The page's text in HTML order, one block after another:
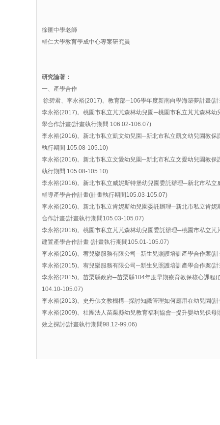
徐匯中學老師
輔仁大學教育學成中心專案研究員
研究論著：
一、產學合作
徐碧君、李永裕(2017)。教育部─106學年度新南向學海築夢計畫(
李永裕(2017)。桃園市私立芃芃森林幼兒園─桃園市私立芃芃森林幼
學合作計畫(計畫執行期間 106.02-106.07)
李永裕(2016)。新北市私立凱文幼兒園─新北市私立凱文幼兒園教保
執行期間 105.08-105.10)
李永裕(2016)。新北市私立文愛幼兒園─新北市私立文愛幼兒園教保
執行期間 105.08-105.10)
李永裕(2016)。新北市私立威妮斯特堡幼兒園委託辦理─新北市私立
輔導產學合作計畫(計畫執行期間105.03-105.07)
李永裕(2016)。新北市私立肯妮斯幼兒園委託辦理─新北市私立肯妮
合作計畫(計畫執行期間105.03-105.07)
李永裕(2016)。桃園市私立芃芃森林幼兒園委託辦理─桃園市私立芃
建置產學合作計畫 (計畫執行期間105.01-105.07)
李永裕(2016)。宥兒樂服務有限公司─新生兒照護培訓產學合作案(
李永裕(2015)。宥兒樂服務有限公司─新生兒照護培訓產學合作案(
李永裕(2015)。苗栗縣政府─苗栗縣104年度早期療育教保核心課程(
104.10-105.07)
李永裕(2013)。史丹佛文教機構─探討知識管理如何應用在幼兒園(
李永裕(2009)。社團法人苗栗縣幼兒教育福利協會─提升嬰幼兒保母
效之探討(計畫執行期間98.12-99.06)